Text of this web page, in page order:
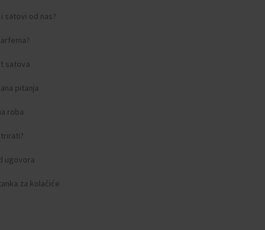
satovi od nas?
satova
pitanja
roba
ugovora
za kolačiće